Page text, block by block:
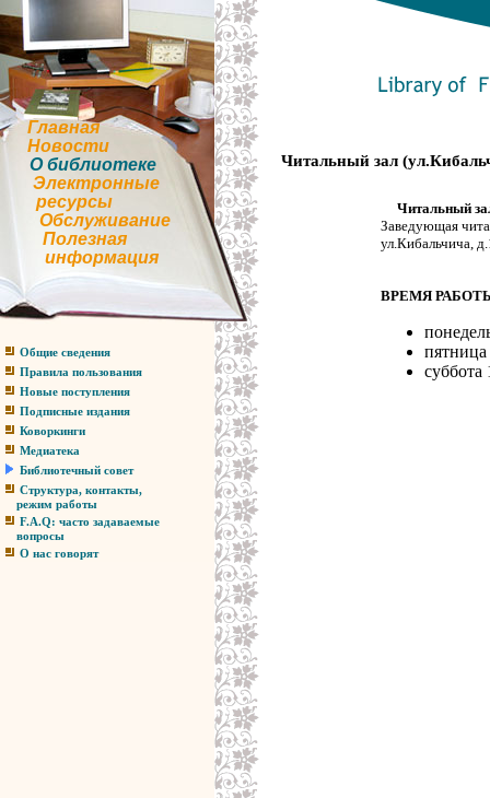
Главная
Новости
О библиотеке
Электронные
ресурсы
Обслуживание
Полезная
информация
Общие сведения
Правила пользования
Новые поступления
Подписные издания
Коворкинги
Медиатека
Библиотечный совет
Структура, контакты,
режим работы
F.A.Q: часто задаваемые
вопросы
О нас говорят
Читальный зал
Читальный
Заведующая
ул.Кибальчича,
ВРЕМЯ
суббота